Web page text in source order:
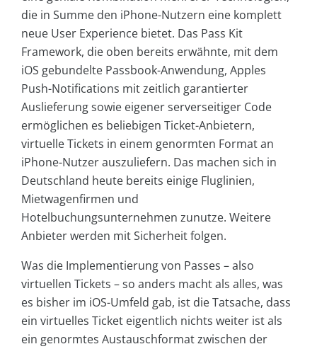
die in Summe den iPhone-Nutzern eine komplett
neue User Experience bietet. Das Pass Kit
Framework, die oben bereits erwähnte, mit dem
iOS gebundelte Passbook-Anwendung, Apples
Push-Notifications mit zeitlich garantierter
Auslieferung sowie eigener serverseitiger Code
ermöglichen es beliebigen Ticket-Anbietern,
virtuelle Tickets in einem genormten Format an
iPhone-Nutzer auszuliefern. Das machen sich in
Deutschland heute bereits einige Fluglinien,
Mietwagenfirmen und
Hotelbuchungsunternehmen zunutze. Weitere
Anbieter werden mit Sicherheit folgen.
Was die Implementierung von Passes – also
virtuellen Tickets – so anders macht als alles, was
es bisher im iOS-Umfeld gab, ist die Tatsache, dass
ein virtuelles Ticket eigentlich nichts weiter ist als
ein genormtes Austauschformat zwischen der